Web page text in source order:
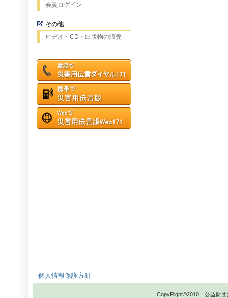
会員ログイン
その他
ビデオ・CD・出版物の販売
個人情報保護方針
CopyRight©2010 公益財団